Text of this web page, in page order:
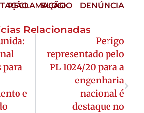
RECLAMAÇÃO
ELOGIO DENÚNCIA
Relacionadas
para
e
Perigo
representado pelo
PL 1024/20 para a
engenharia
nacional é
destaque no